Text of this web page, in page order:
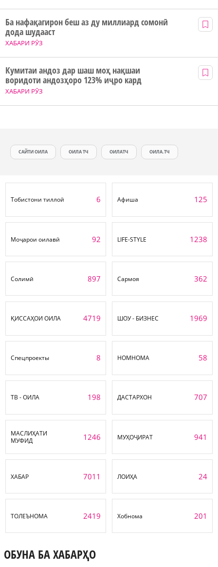
ХАБАРИ РӮЗ
Ба нафақагирон беш аз ду миллиард сомонӣ
дода шудааст
ХАБАРИ РӮЗ
Кумитаи андоз дар шаш моҳ нақшаи
воридоти андозҳоро 123% иҷро кард
САЙТИ ОИЛА ОИЛА ТЧ ОИЛАТЧ ОИЛА.ТЧ
Тобистони тиллоӣ 6 Афиша 125
Моҷарои оилавӣ 92 LIFE-STYLE 1238
Солимӣ 897 Сармоя 362
ҚИССАҲОИ ОИЛА 4719 ШОУ - БИЗНЕС 1969
Спецпроекты 8 НОМНОМА 58
ТВ - ОИЛА 198 ДАСТАРХОН 707
МАСЛИҲАТИ
МУФИД
1246 МУҲОҶИРАТ 941
ХАБАР 7011 ЛОИҲА 24
ТОЛЕЪНОМА 2419 Хобнома 201
ОБУНА БА ХАБАРҲО